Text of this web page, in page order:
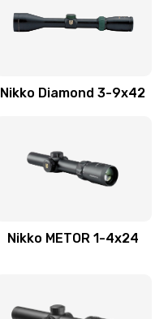
Nikko Diamond 3-9x42
Nikko METOR 1-4x24